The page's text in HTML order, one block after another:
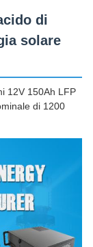
di
solare
12V 150Ah LFP
di 1200